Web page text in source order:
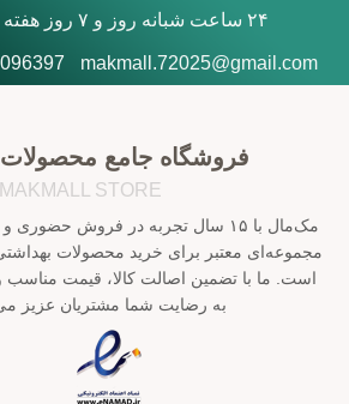
۲۴ ساعت شبانه روز و ۷ روز هفته همراه شماییم
makmall.72025@gmail.com
09172275110
فروشگاه جامع
MAKMALL STORE
مک‌مال با ۱۵ سال تجربه در فروش
مجموعه‌ای معتبر برای خرید محصولات
است. ما با تضمین اصالت کالا، قیمت مناسب
به رضایت شما مشتریان عزیز